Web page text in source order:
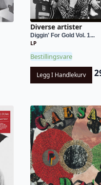
Diverse artister
Diggin' For Gold Vol. 1...
LP
Bestillingsvare
Legg I Handlekurv